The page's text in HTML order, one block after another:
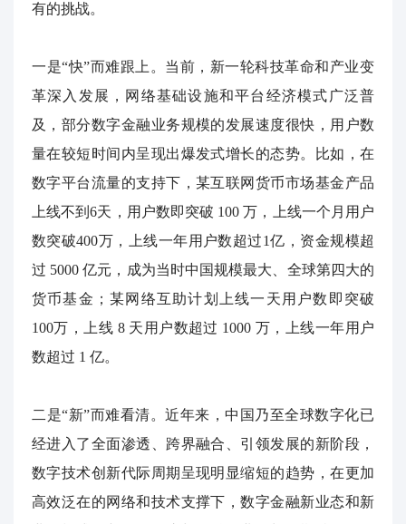
有的挑战。
一是“快”而难跟上。当前，新一轮科技革命和产业变
革深入发展，网络基础设施和平台经济模式广泛普
及，部分数字金融业务规模的发展速度很快，用户数
量在较短时间内呈现出爆发式增长的态势。比如，在
数字平台流量的支持下，某互联网货币市场基金产品
上线不到6天，用户数即突破 100万，上线一个月用户
数突破400万，上线一年用户数超过1亿，资金规模超
过 5000亿元，成为当时中国规模最大、全球第四大的
货币基金；某网络互助计划上线一天用户数即突破
100万，上线 8 天用户数超过 1000 万，上线一年用户
数超过 1 亿。
二是“新”而难看清。近年来，中国乃至全球数字化已
经进入了全面渗透、跨界融合、引领发展的新阶段，
数字技术创新代际周期呈现明显缩短的趋势，在更加
高效泛在的网络和技术支撑下，数字金融新业态和新